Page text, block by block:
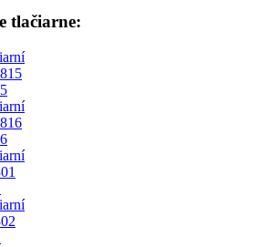
tlačiarne: